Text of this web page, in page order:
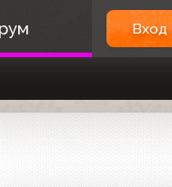
Вход